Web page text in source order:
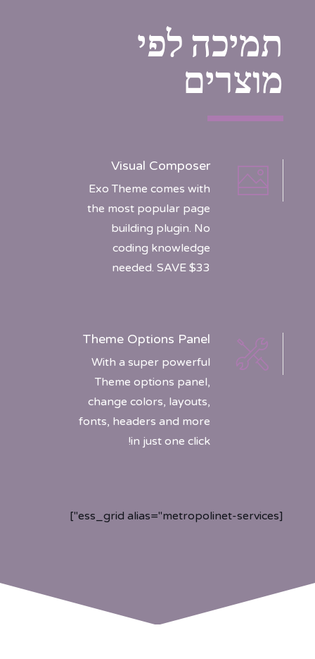
תמיכה לפי
מוצרים
Visual Composer
Exo Theme comes with
the most popular page
building plugin. No
coding knowledge
needed. SAVE $33
Theme Options Panel
With a super powerful
Theme options panel,
change colors, layouts,
fonts, headers and more
in just one click!
[ess_grid alias="metropolinet-services"]